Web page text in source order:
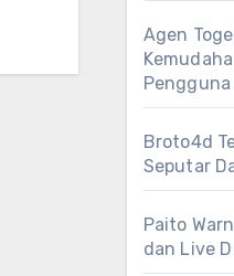
Agen
Pengguna
Broto4d
Seputar
Paito
dan Live